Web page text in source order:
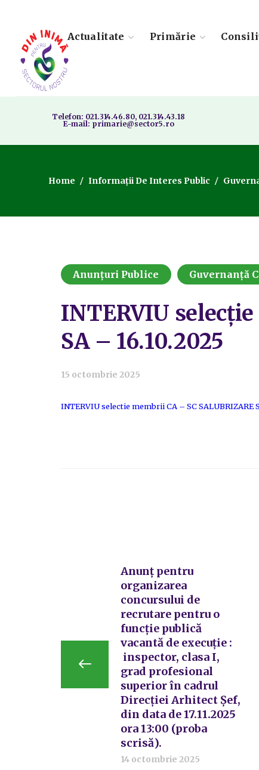
Actualitate Primărie
Telefon: 021.314.46.80, 021.314.43.18
E-mail: primarie@sector5.ro
Home Informații De Interes Public
Anunțuri Publice Guvernanță
INTERVIU selecție
SA – 16.10.2025
15 octombrie 2025
INTERVIU selectie membrii CA – SC SALUBRIZARE
Anunț pentru
organizarea
concursului de
recrutare pentru o
funcție publică
vacantă de execuție :
inspector, clasa I,
grad profesional
superior în cadrul
Direcției Arhitect Șef,
din data de 17.11.2025
ora 13:00 (proba
scrisă).
14 octombrie 2025